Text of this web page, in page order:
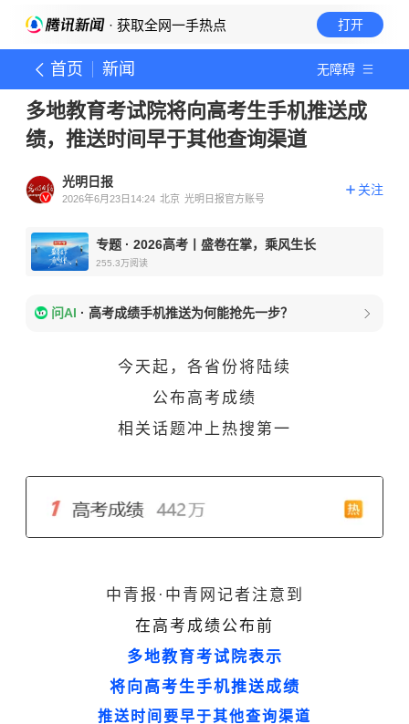
· 获取全网一手热点 打开
首页 新闻 无障碍
多地教育考试院将向高考生手机推送成
绩，推送时间早于其他查询渠道
光明日报
2026年6月23日14:24 北京 光明日报官方账号
关注
专题 · 2026高考丨盛卷在掌，乘风生长
255.3万阅读
问AI · 高考成绩手机推送为何能抢先一步？
今天起，各省份将陆续
公布高考成绩
相关话题冲上热搜第一
中青报·中青网记者注意到
在高考成绩公布前
多地教育考试院表示
将向高考生手机推送成绩
推送时间要早于其他查询渠道